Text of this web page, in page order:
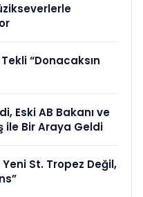
“Donacaksın
Eski AB Bakanı ve
ile Bir Araya Geldi
Yeni St. Tropez Değil,